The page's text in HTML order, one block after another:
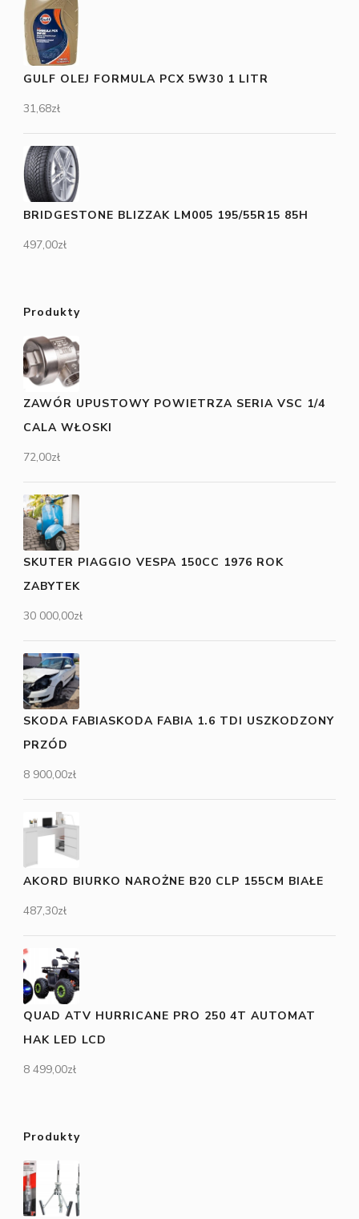
GULF OLEJ FORMULA PCX 5W30 1 LITR
31,68zł
BRIDGESTONE BLIZZAK LM005 195/55R15 85H
497,00zł
Produkty
ZAWÓR UPUSTOWY POWIETRZA SERIA VSC 1/4
CALA WŁOSKI
72,00zł
SKUTER PIAGGIO VESPA 150CC 1976 ROK
ZABYTEK
30 000,00zł
SKODA FABIASKODA FABIA 1.6 TDI USZKODZONY
PRZÓD
8 900,00zł
AKORD BIURKO NAROŻNE B20 CLP 155CM BIAŁE
487,30zł
QUAD ATV HURRICANE PRO 250 4T AUTOMAT
HAK LED LCD
8 499,00zł
Produkty